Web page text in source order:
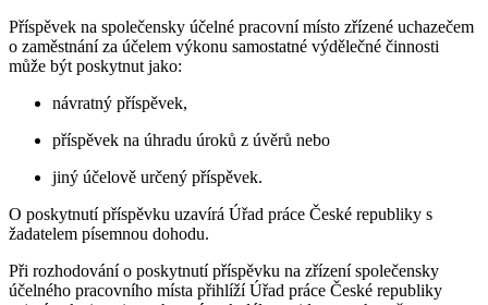
Příspěvek na společensky účelné pracovní místo zřízené uchazečem
o zaměstnání za účelem výkonu samostatné výdělečné činnosti
může být poskytnut jako:
návratný příspěvek,
příspěvek na úhradu úroků z úvěrů nebo
jiný účelově určený příspěvek.
O poskytnutí příspěvku uzavírá Úřad práce České republiky s
žadatelem písemnou dohodu.
Při rozhodování o poskytnutí příspěvku na zřízení společensky
účelného pracovního místa přihlíží Úřad práce České republiky